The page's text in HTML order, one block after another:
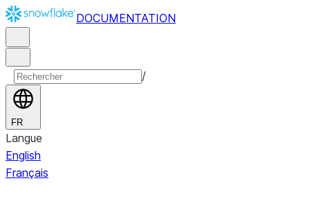
DOCUMENTATION
/
FR
Langue
English
Français